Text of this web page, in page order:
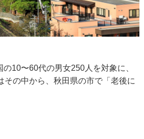
10〜60代の男女250人を対象に、
その中から、秋田県の市で「老後に